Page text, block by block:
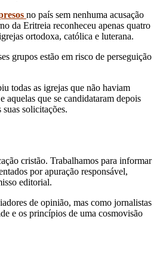
no país sem nenhuma acusação
da Eritreia reconheceu apenas quatro
ortodoxa, católica e luterana.
grupos estão em risco de perseguição
todas as igrejas que não haviam
aquelas que se candidataram depois
suas solicitações.
cristão. Trabalhamos para informar
por apuração responsável,
editorial.
de opinião, mas como jornalistas
e os princípios de uma cosmovisão